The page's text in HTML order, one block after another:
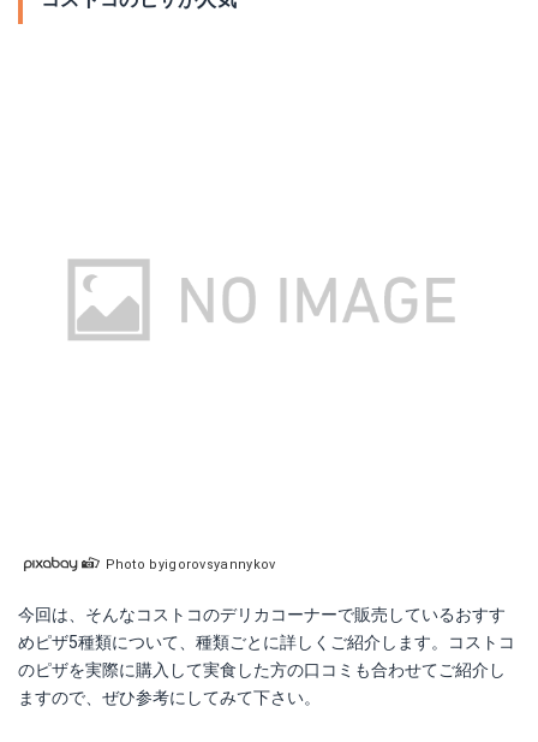
Photo byigorovsyannykov
今回は、そんなコストコのデリカコーナーで販売しているおすす
めピザ5種類について、種類ごとに詳しくご紹介します。コストコ
のピザを実際に購入して実食した方の口コミも合わせてご紹介し
ますので、ぜひ参考にしてみて下さい。